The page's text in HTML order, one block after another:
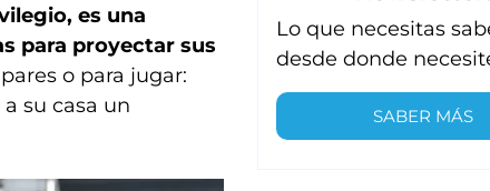
es una
para proyectar sus
o para jugar:
su casa un
Lo que necesitas
desde donde
SABER MÁS